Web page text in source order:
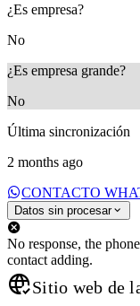
¿Es empresa?
No
¿Es empresa grande?
No
Última sincronización
2 months ago
CONTACTO
Datos sin procesar
No response, the
contact adding.
Sitio web de